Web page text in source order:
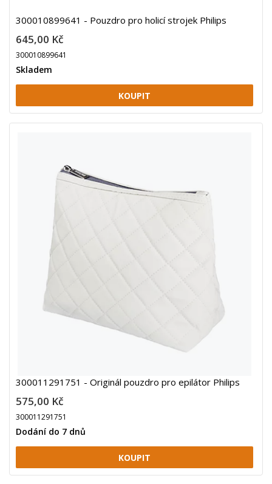
300010899641 - Pouzdro pro holicí strojek Philips
645,00 Kč
300010899641
Skladem
300011291751 - Originál pouzdro pro epilátor Philips
575,00 Kč
300011291751
Dodání do 7 dnů